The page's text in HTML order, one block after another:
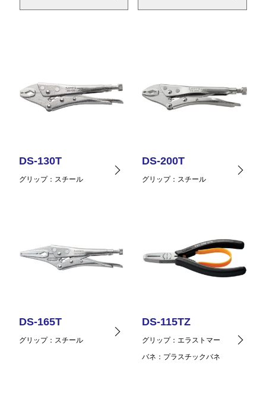
DS-130T
グリップ スチール
DS-200T
グリップ スチール
DS-165T
グリップ スチール
DS-115TZ
グリップ
エラストマー
バネ
プラスチックバネ